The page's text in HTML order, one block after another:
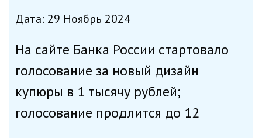
Дата: 29 Ноябрь 2024
На сайте Банка России стартовало
голосование за новый дизайн
купюры в 1 тысячу рублей;
голосование продлится до 12